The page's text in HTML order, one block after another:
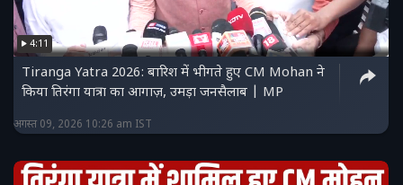
4:11
Tiranga Yatra 2026: बारिश में भीगते हुए CM Mohan ने
किया तिरंगा यात्रा का आगाज़, उमड़ा जनसैलाब | MP
अगस्त 09, 2026 10:26 am IST